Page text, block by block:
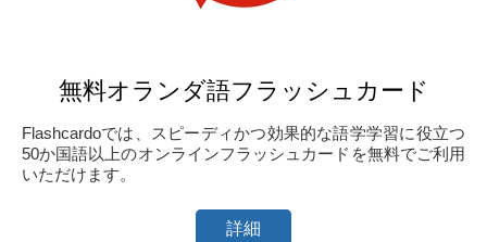
無料オランダ語フラッシュカード
Flashcardoでは、スピーディかつ効果的な語学学習に役立つ
50か国語以上のオンラインフラッシュカードを無料でご利用
いただけます。
詳細